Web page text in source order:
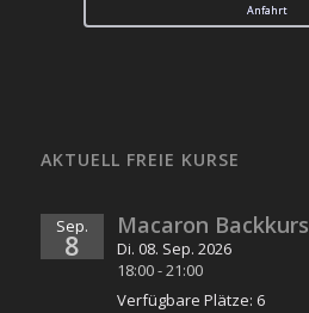
Anfahrt
AKTUELL FREIE KURSE
Sep.
8
Macaron Backkurs
Di. 08. Sep. 2026
18:00-21:00
Verfügbare Plätze: 6